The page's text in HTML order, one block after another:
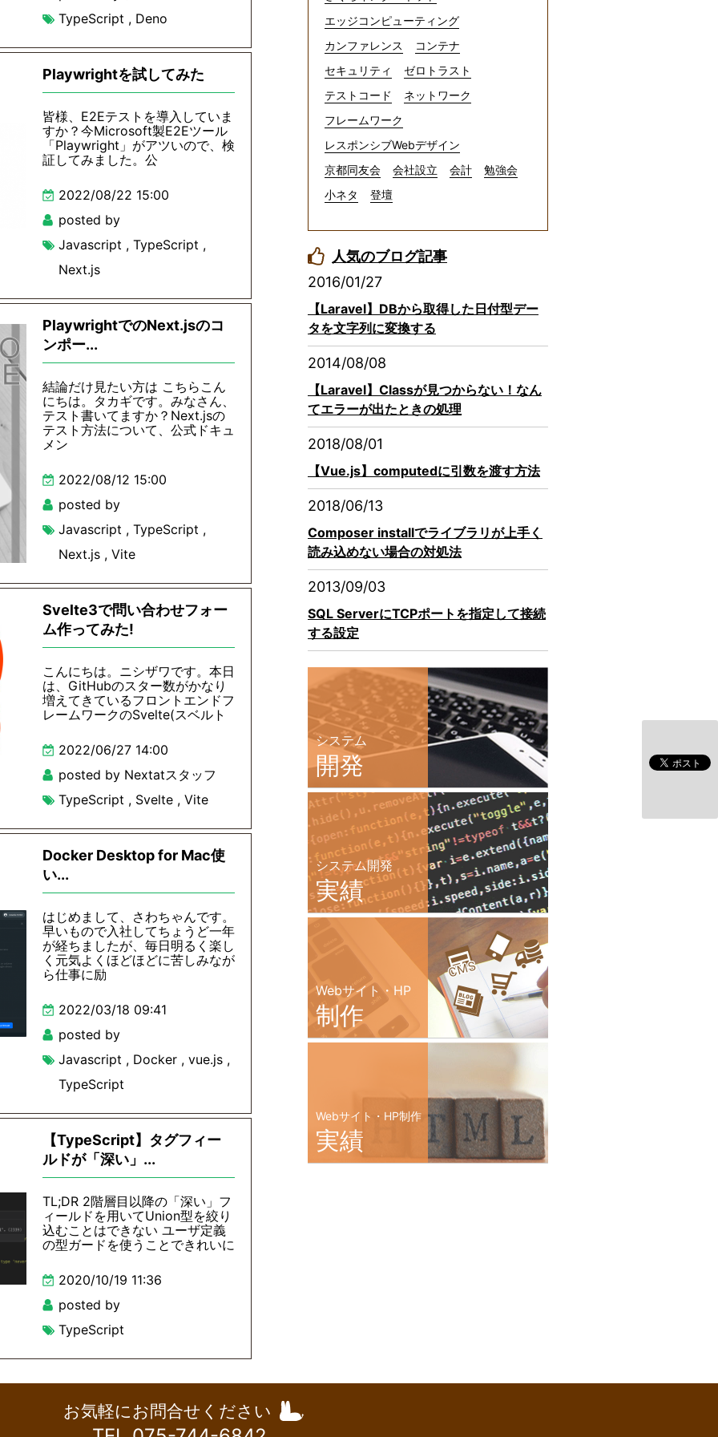
TypeScript , Deno
Playwrightを試してみた
皆様、E2Eテストを導入していま
すか？今Microsoft製E2Eツール
「Playwright」がアツいので、検
証してみました。公
2022/08/22 15:00
posted by
Javascript , TypeScript ,
Next.js
PlaywrightでのNext.jsのコ
ンポー...
結論だけ見たい方は こちらこん
にちは。タカギです。みなさん、
テスト書いてますか？Next.jsの
テスト方法について、公式ドキュ
メン
2022/08/12 15:00
posted by
Javascript , TypeScript ,
Next.js , Vite
Svelte3で問い合わせフォー
ム作ってみた!
こんにちは。ニシザワです。本日
は、GitHubのスター数がかなり
増えてきているフロントエンドフ
レームワークのSvelte(スベルト
2022/06/27 14:00
posted by Nextatスタッフ
TypeScript , Svelte , Vite
Docker Desktop for Mac使
い...
はじめまして、さわちゃんです。
早いもので入社してちょうど一年
が経ちましたが、毎日明るく楽し
く元気よくほどほどに苦しみなが
ら仕事に励
2022/03/18 09:41
posted by
Javascript , Docker , vue.js ,
TypeScript
【TypeScript】タグフィー
ルドが「深い」...
TL;DR 2階層目以降の「深い」フ
ィールドを用いてUnion型を絞り
込むことはできない ユーザ定義
の型ガードを使うことできれいに
2020/10/19 11:36
posted by
TypeScript
エッジコンピューティング
カンファレンス
コンテナ
セキュリティ
ゼロトラスト
テストコード
ネットワーク
フレームワーク
レスポンシブWebデザイン
京都同友会
会社設立 会計
勉強会
小ネタ
登壇
人気のブログ記事
2016/01/27
【Laravel】DBから取得した日付型デー
タを文字列に変換する
2014/08/08
【Laravel】Classが見つからない！なん
てエラーが出たときの処理
2018/08/01
【Vue.js】computedに引数を渡す方法
2018/06/13
Composer installでライブラリが上手く
読み込めない場合の対処法
2013/09/03
SQL ServerにTCPポートを指定して接続
する設定
システム
開発
システム開発
実績
Webサイト・HP
制作
Webサイト・HP制作
実績
お気軽にお問合せください